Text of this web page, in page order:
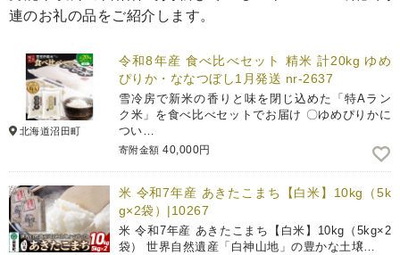
連のお礼の品をご紹介します。
北海道沼田町
令和8年産 食べ比べセット 精米 計20kg ゆめ
ぴりか・ななつぼし1月発送 nr-2637
雪冷房で新米の香りと味を閉じ込めた「特Aラン
ク米」を食べ比べセットでお届け 〇ゆめぴりかに
つい…
寄附金額 40,000円
米 令和7年産 あきたこまち【白米】10kg（5k
g×2袋）|10267
米 令和7年産 あきたこまち【白米】10kg（5kg×2
袋） 世界自然遺産「白神山地」の豊かな土壌…